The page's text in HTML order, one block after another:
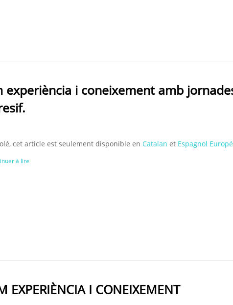
experiència i coneixement amb
cet article est seulement disponible enCatalan et Espagnol
à lire
EXPERIÈNCIA I CONEIXEMENT